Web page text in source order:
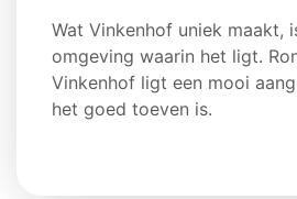
Wat Vinkenhof uniek maakt,
omgeving waarin het ligt.
Vinkenhof ligt een mooi
het goed toeven is.